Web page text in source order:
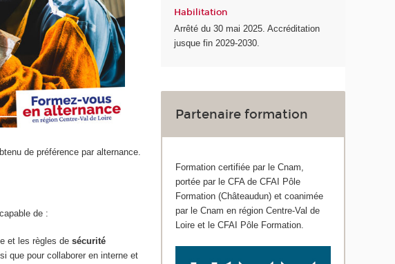
de préférence par alternance.
de :
et les règles de sécurité
que pour collaborer en interne et
Habilitation
Arrêté du 30 mai 2025. Accréditation
jusque fin 2029-2030.
Partenaire formation
Formation certifiée par le Cnam,
portée par le CFA de CFAI Pôle
Formation (Châteaudun) et coanimée
par le Cnam en région Centre-Val de
Loire et le CFAI Pôle Formation.